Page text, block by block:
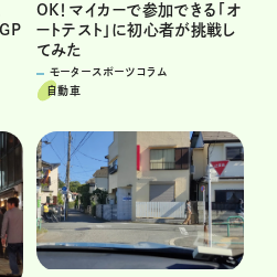
OK！マイカーで参加できる「オ
ートテスト」に初心者が挑戦し
てみた
モータースポーツコラム
自動車